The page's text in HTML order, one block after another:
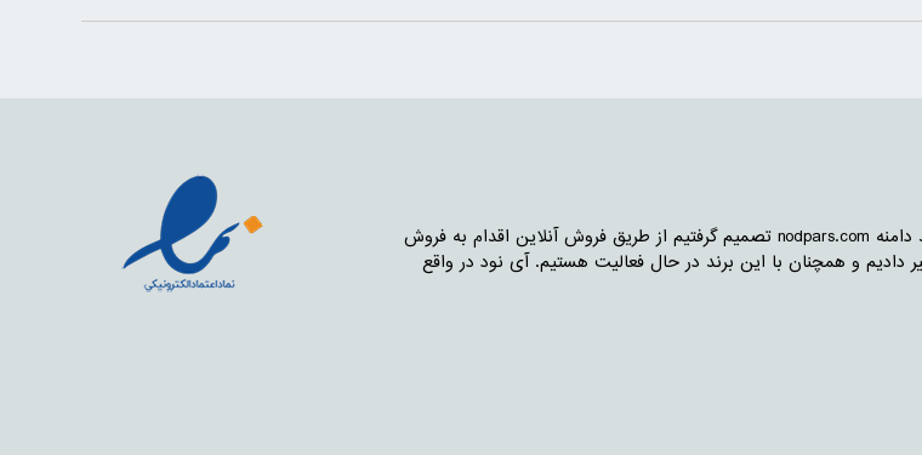
ما از سال ۸۷ با اجاره مغازه در رشت شروع به فعالیت کردیم . سپس در سال ۸۸ با خرید دامنه nodpars.com تصمیم گرفتیم از طریق فروش آنلاین اقدام به فروش
از نود پارس به آی نود تغییر دادیم و همچنان با این برند در حال فعالیت هستیم. آی نود در واقع